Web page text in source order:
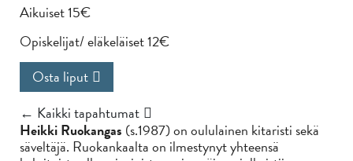
Aikuiset 15€
Opiskelijat/ eläkeläiset 12€
Osta liput
← Kaikki tapahtumat
Heikki Ruokangas (s.1987) on oululainen kitaristi sekä
säveltäjä. Ruokankaalta on ilmestynyt yhteensä